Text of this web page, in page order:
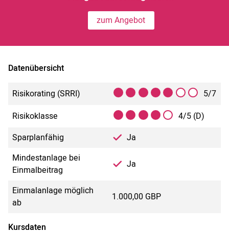
zum Angebot
Datenübersicht
Risikorating (SRRI)
5/7
Risikoklasse
4/5 (D)
Sparplanfähig
Ja
Mindestanlage bei
Einmalbeitrag
Ja
Einmalanlage möglich
ab
1.000,00 GBP
Kursdaten